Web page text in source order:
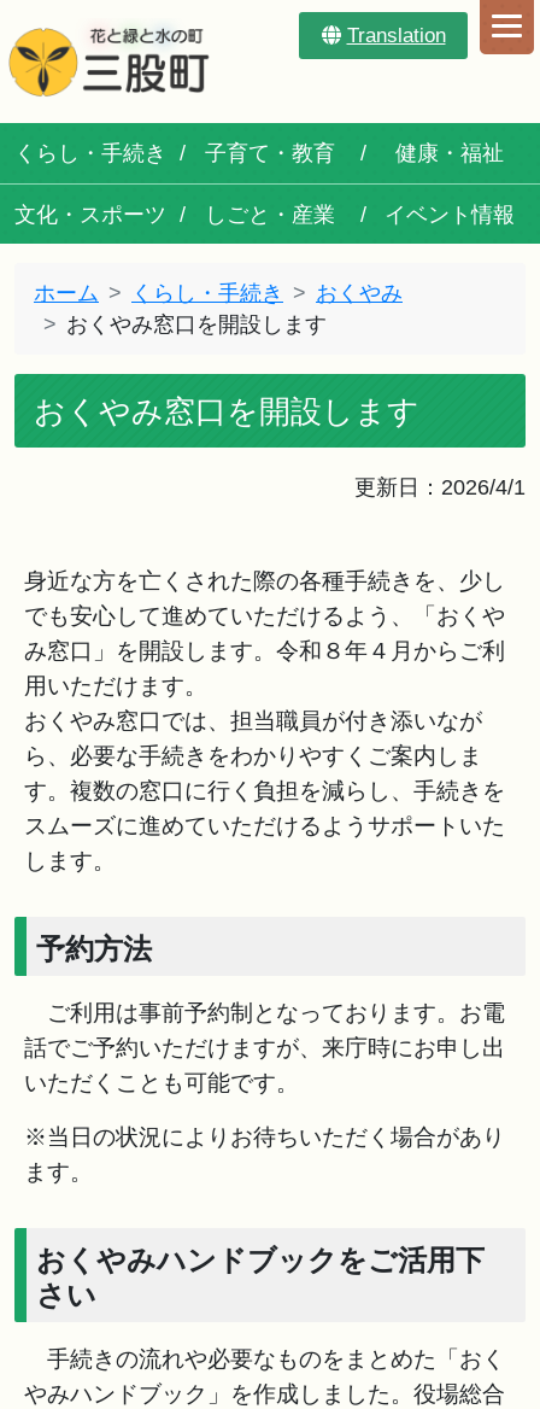
Translation
くらし・手続き 子育て・教育 健康・福祉
文化・スポーツ しごと・産業 イベント情報
ホーム くらし・手続き
おくやみ
おくやみ窓口を開設します
おくやみ窓口を開設します
更新日：2026/4/1
身近な方を亡くされた際の各種手続きを、少し
でも安心して進めていただけるよう、「おくや
み窓口」を開設します。令和８年４月からご利
用いただけます。
おくやみ窓口では、担当職員が付き添いなが
ら、必要な手続きをわかりやすくご案内しま
す。複数の窓口に行く負担を減らし、手続きを
スムーズに進めていただけるようサポートいた
します。
予約方法
ご利用は事前予約制となっております。お電
話でご予約いただけますが、来庁時にお申し出
いただくことも可能です。
※当日の状況によりお待ちいただく場合があり
ます。
おくやみハンドブックをご活用下
さい
手続きの流れや必要なものをまとめた「おく
やみハンドブック」を作成しました。役場総合